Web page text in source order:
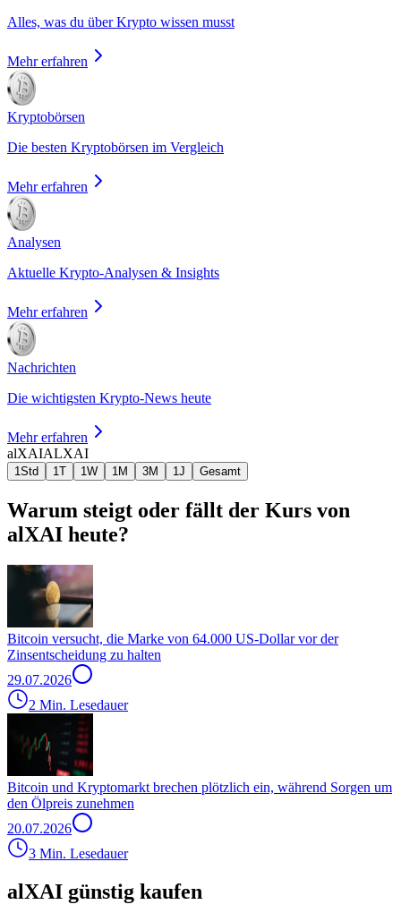
Alles, was du über Krypto wissen musst
Mehr erfahren
Kryptobörsen
Die besten Kryptobörsen im Vergleich
Mehr erfahren
Analysen
Aktuelle Krypto-Analysen & Insights
Mehr erfahren
Nachrichten
Die wichtigsten Krypto-News heute
Mehr erfahren
alXAIALXAI
1Std 1T 1W 1M 3M 1J Gesamt
Warum steigt oder fällt der Kurs von
alXAI heute?
Bitcoin versucht, die Marke von 64.000 US-Dollar vor der
Zinsentscheidung zu halten
29.07.2026
2 Min. Lesedauer
Bitcoin und Kryptomarkt brechen plötzlich ein, während Sorgen um
den Ölpreis zunehmen
20.07.2026
3 Min. Lesedauer
alXAI günstig kaufen